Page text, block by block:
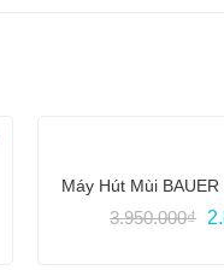
Máy Hút Mùi
3.950.000₫